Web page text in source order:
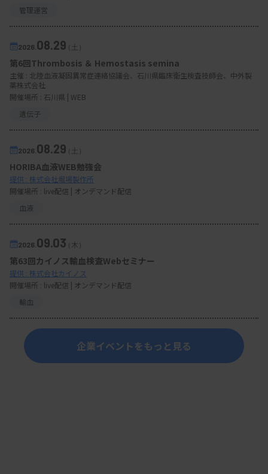
管理運営
2026. 08.29（土）
第6回Thrombosis ＆ Hemostasis semina
主催 : 北陸血液凝固異常症連絡協議会、石川県臨床衛生検査技師会、中外製
薬株式会社
開催場所 : 石川県 | WEB
遺伝子
2026. 08.29（土）
HORIBA血液WEB勉強会
提供 : 株式会社堀場製作所
開催場所 : live配信 | オンデマンド配信
血液
2026. 09.03（木）
第63回カイノス輸血検査Webセミナー
提供 : 株式会社カイノス
開催場所 : live配信 | オンデマンド配信
輸血
企業イベントをもっと見る